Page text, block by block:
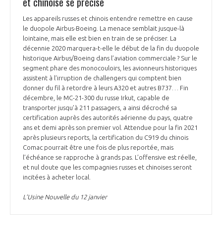
Les appareils russes et chinois entendre remettre en cause
le duopole Airbus-Boeing. La menace semblait jusque-là
lointaine, mais elle est bien en train de se préciser. La
décennie 2020 marquera-t-elle le début de la fin du duopole
historique Airbus/Boeing dans l’aviation commerciale ? Sur le
segment phare des monocouloirs, les avionneurs historiques
assistent à l’irruption de challengers qui comptent bien
donner du fil à retordre à leurs A320 et autres B737… Fin
décembre, le MC-21-300 du russe Irkut, capable de
transporter jusqu’à 211 passagers, a ainsi décroché sa
certification auprès des autorités aérienne du pays, quatre
ans et demi après son premier vol. Attendue pour la fin 2021
après plusieurs reports, la certification du C919 du chinois
Comac pourrait être une fois de plus reportée, mais
l’échéance se rapproche à grands pas. L’offensive est réelle,
et nul doute que les compagnies russes et chinoises seront
incitées à acheter local.
L’Usine Nouvelle du 12 janvier